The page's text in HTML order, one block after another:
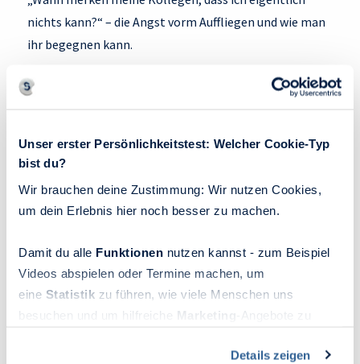
Unser erster Persönlichkeitstest: Welcher Cookie-Typ
bist du?
Wir brauchen deine Zustimmung: Wir nutzen Cookies,
um dein Erlebnis hier noch besser zu machen.
Damit du alle Funktionen nutzen kannst - zum Beispiel
Videos abspielen oder Termine machen, um
eine Statistik zu führen, wie viele Menschen uns
besuchen und um hilfreiche Marketing
-Angebote zu
Du kannst deine Einwilligung jederzeit widerrufen oder
Details zeigen
nichts kann?“ – die Angst vorm Auffliegen und wie man
ihr begegnen kann.